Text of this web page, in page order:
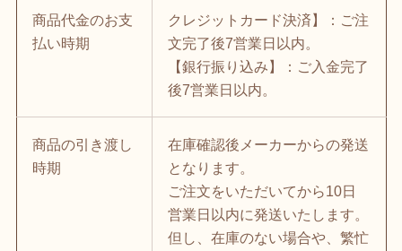
商品代金のお支
払い時期
クレジットカード決済】：ご注
文完了後7営業日以内。
【銀行振り込み】：ご入金完了
後7営業日以内。
商品の引き渡し
時期
在庫確認後メーカーからの発送
となります。
ご注文をいただいてから10日
営業日以内に発送いたします。
但し、在庫のない場合や、繁忙